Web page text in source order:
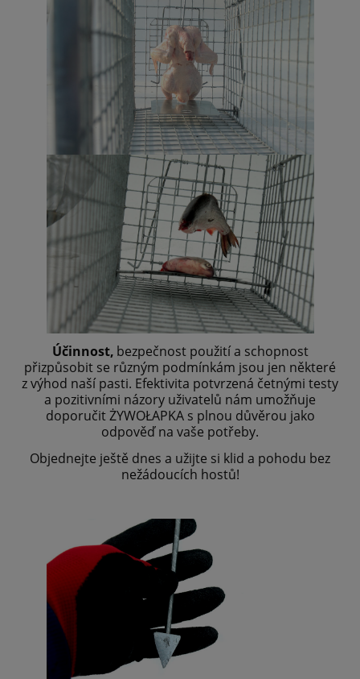
Účinnost, bezpečnost použití a schopnost
přizpůsobit se různým podmínkám jsou jen některé
z výhod naší pasti. Efektivita potvrzená četnými testy
a pozitivními názory uživatelů nám umožňuje
doporučit ŻYWOŁAPKA s plnou důvěrou jako
odpověď na vaše potřeby.
Objednejte ještě dnes a užijte si klid a pohodu bez
nežádoucích hostů!